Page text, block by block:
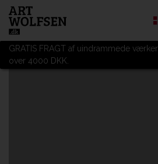
GRATIS FRAGT af uindrammede
over 4000 DKK.